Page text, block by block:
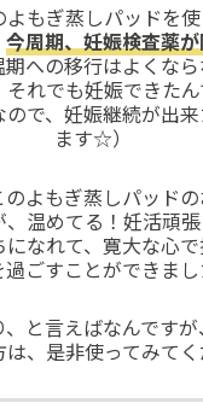
もぎ蒸しパッドを
今周期、妊娠検査薬
への移行はよくな
れでも妊娠できたん
ので、妊娠継続が出
ます☆）
よもぎ蒸しパッド
温めてる！妊活頑張
になれて、寛大な心
ごすことができまし
と言えばなんです
は、是非使ってみて